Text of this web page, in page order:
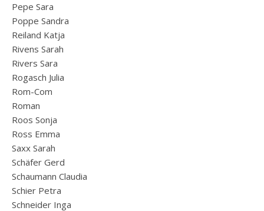
Pepe Sara
Poppe Sandra
Reiland Katja
Rivens Sarah
Rivers Sara
Rogasch Julia
Rom-Com
Roman
Roos Sonja
Ross Emma
Saxx Sarah
Schäfer Gerd
Schaumann Claudia
Schier Petra
Schneider Inga